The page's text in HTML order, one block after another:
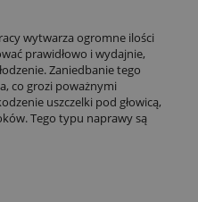
wytwarza ogromne ilości
prawidłowo i wydajnie,
Zaniedbanie tego
co grozi poważnymi
uszczelki pod głowicą,
Tego typu naprawy są